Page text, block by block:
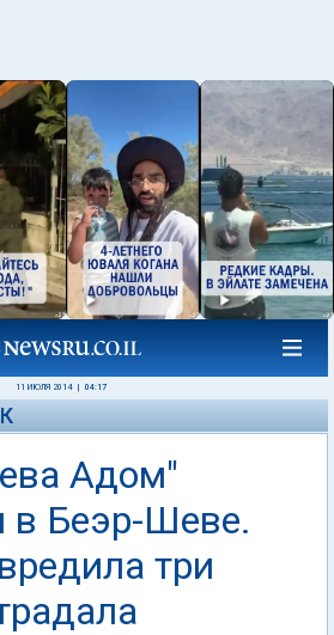
11 ИЮЛЯ 2014 04:17
Адом"
в Беэр-Шеве.
три